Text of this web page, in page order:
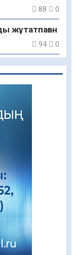
88 0
жұтатпаған
94 0
айғағы
жұмыстары